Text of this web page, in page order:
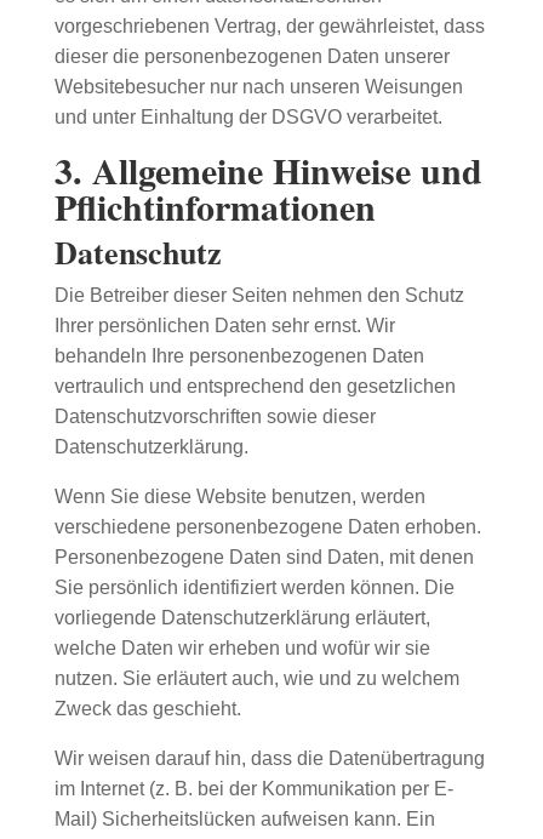
vorgeschriebenen Vertrag, der gewährleistet, dass
dieser die personenbezogenen Daten unserer
Websitebesucher nur nach unseren Weisungen
und unter Einhaltung der DSGVO verarbeitet.
3. Allgemeine Hinweise und
Pflicht­informationen
Datenschutz
Die Betreiber dieser Seiten nehmen den Schutz
Ihrer persönlichen Daten sehr ernst. Wir
behandeln Ihre personenbezogenen Daten
vertraulich und entsprechend den gesetzlichen
Datenschutzvorschriften sowie dieser
Datenschutzerklärung.
Wenn Sie diese Website benutzen, werden
verschiedene personenbezogene Daten erhoben.
Personenbezogene Daten sind Daten, mit denen
Sie persönlich identifiziert werden können. Die
vorliegende Datenschutzerklärung erläutert,
welche Daten wir erheben und wofür wir sie
nutzen. Sie erläutert auch, wie und zu welchem
Zweck das geschieht.
Wir weisen darauf hin, dass die Datenübertragung
im Internet (z. B. bei der Kommunikation per E-
Mail) Sicherheitslücken aufweisen kann. Ein